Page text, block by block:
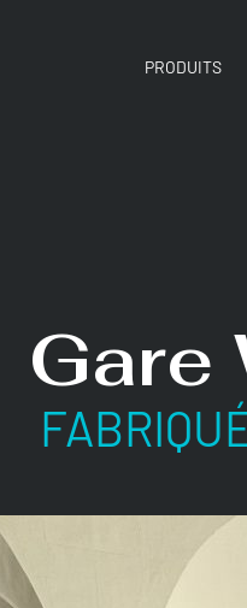
PRODUITS
Gare